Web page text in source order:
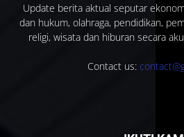
Update berita aktual seputar
dan hukum, olahraga, pendidikan,
religi, wisata dan hiburan secara
Contact us: